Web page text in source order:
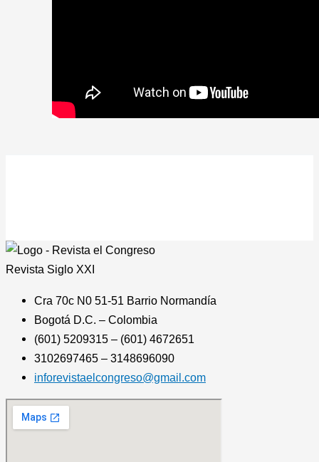
Revista Siglo XXI
Cra 70c N0 51-51 Barrio Normandía
Bogotá D.C. – Colombia
(601) 5209315 – (601) 4672651
3102697465 – 3148696090
inforevistaelcongreso@gmail.com